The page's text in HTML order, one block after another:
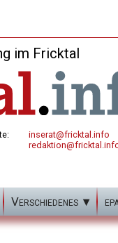
im Fricktal
inserat@fricktal.info
Verschiedenes